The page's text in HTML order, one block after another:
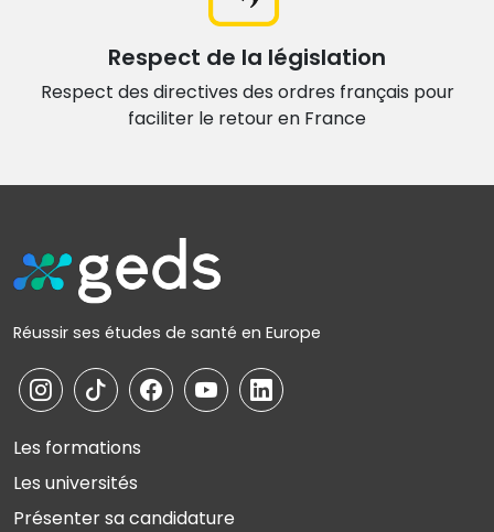
Respect de la législation
Respect des directives des ordres français pour
faciliter le retour en France
Réussir ses études de santé en Europe
Les formations
Les universités
Présenter sa candidature